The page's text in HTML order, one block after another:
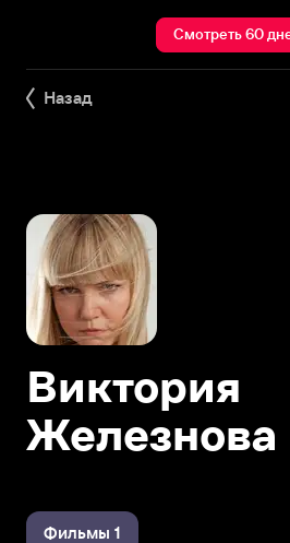
Смотреть 60
Назад
Виктория
Железнова
Фильмы 1